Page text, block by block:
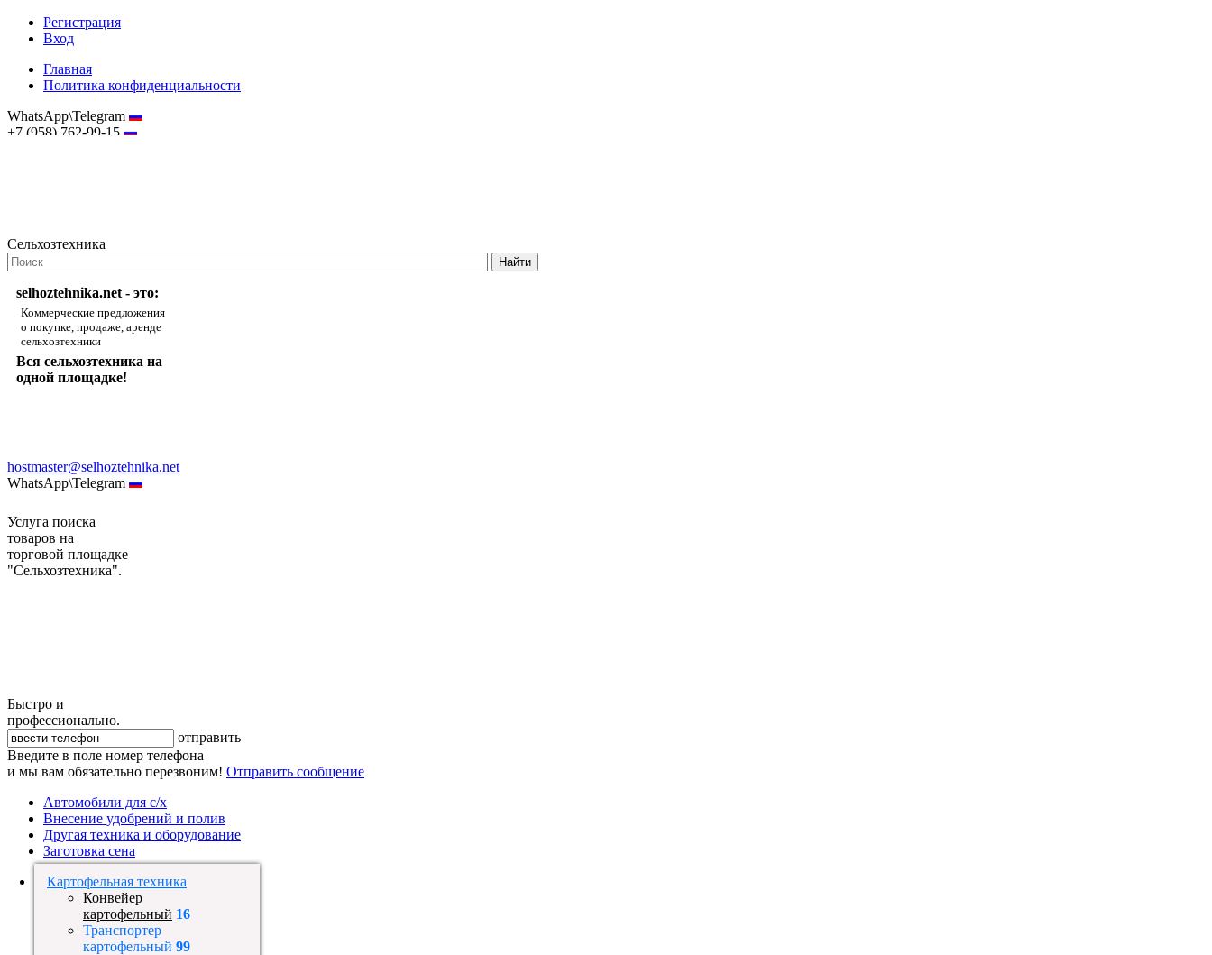
Регистрация
Вход
Главная
Политика конфиденциальности
WhatsApp\Telegram
+7 (958) 762-99-15
Сельхозтехника
selhoztehnika.net - это:
Коммерческие предложения
о покупке, продаже, аренде
сельхозтехники
Вся сельхозтехника на
одной площадке!
hostmaster@selhoztehnika.net
WhatsApp\Telegram
Услуга поиска
товаров на
торговой площадке
"Сельхозтехника".
Быстро и
профессионально.
отправить
Введите в поле номер телефона
и мы вам обязательно перезвоним! Отправить сообщение
Автомобили для с/х
Внесение удобрений и полив
Другая техника и оборудование
Заготовка сена
Картофельная техника
Конвейер
картофельный 16
Транспортер
картофельный 99